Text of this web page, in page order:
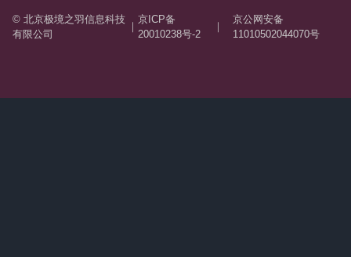
© 北京极境之羽信息科技
有限公司
｜
京ICP备
20010238号-2
｜
京公网安备
11010502044070号